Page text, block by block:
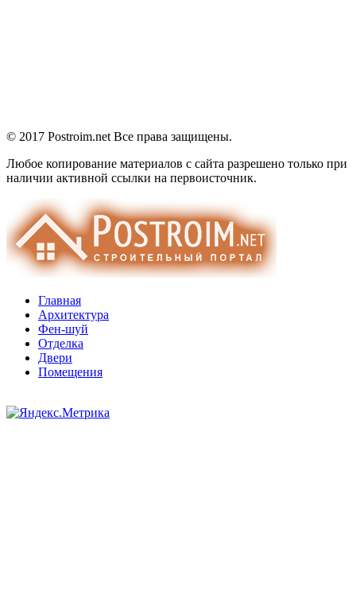
© 2017 Postroim.net Все права защищены.
Любое копирование материалов с сайта разрешено только при
наличии активной ссылки на первоисточник.
Главная
Архитектура
Фен-шуй
Отделка
Двери
Помещения